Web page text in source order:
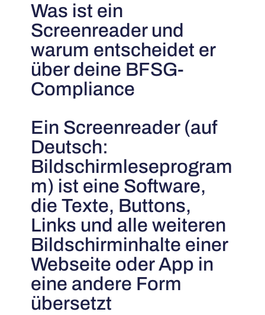
Was ist ein
Screenreader und
warum entscheidet er
über deine BFSG-
Compliance
Ein Screenreader (auf
Deutsch:
Bildschirmleseprogram
m) ist eine Software,
die Texte, Buttons,
Links und alle weiteren
Bildschirminhalte einer
Webseite oder App in
eine andere Form
übersetzt